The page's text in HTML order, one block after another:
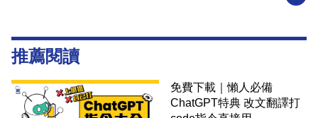
推薦閱讀
免費下載｜懶人必備
ChatGPT特典 改文翻譯打